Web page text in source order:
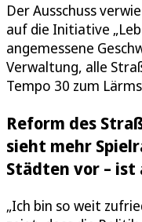
Der Ausschuss
auf die Initiative
angemessene
Verwaltung, alle
Tempo 30 zum
Reform des
sieht mehr
Städten vor –
„Ich bin so weit